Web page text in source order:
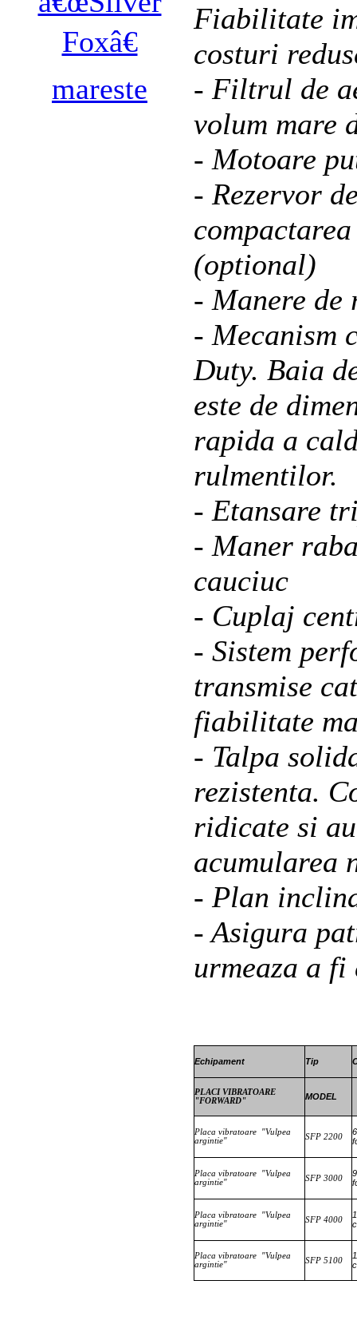
mareste
Fiabilitate
costuri
- Filtrul de
volum mare
- Motoare
- Rezervor
(optional)
- Manere de
- Mecanism
Duty. Baia
este de
rapida a
rulmentilor.
- Etansare
- Maner
cauciuc
- Cuplaj
- Sistem
transmise
fiabilitate
- Talpa
rezistenta.
ridicate si
acumularea
- Plan
- Asigura
urmeaza a fi
Echipament Tip
PLACI VIBRATOARE
"FORWARD"
MODEL
Placa vibratoare
"Vulpea
argintie"
SFP 2200
Placa vibratoare
"Vulpea
argintie"
SFP 3000
Placa vibratoare
"Vulpea
argintie"
SFP 4000
Placa vibratoare
"Vulpea
argintie"
SFP 5100